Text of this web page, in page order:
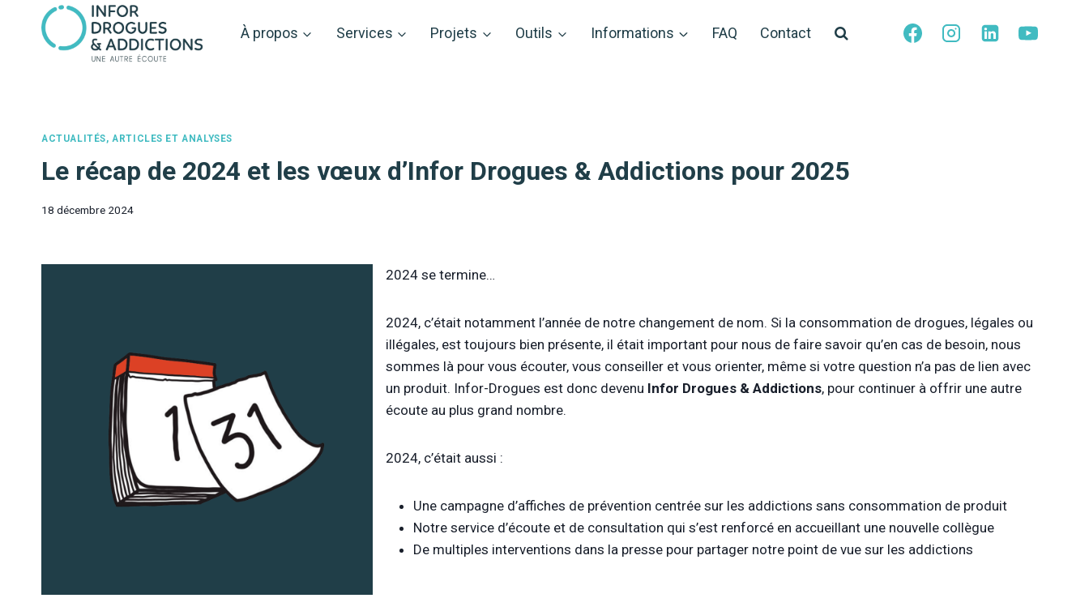
À propos Services Projets Outils Informations FAQ Contact
ACTUALITÉS, ARTICLES ET ANALYSES
Le récap de 2024 et les vœux d’Infor Drogues & Addictions pour 2025
18 décembre 2024
2024 se termine…
2024, c’était notamment l’année de notre changement de nom. Si la consommation de drogues, légales ou
illégales, est toujours bien présente, il était important pour nous de faire savoir qu’en cas de besoin, nous
sommes là pour vous écouter, vous conseiller et vous orienter, même si votre question n’a pas de lien avec
un produit. Infor-Drogues est donc devenu Infor Drogues & Addictions, pour continuer à offrir une autre
écoute au plus grand nombre.
2024, c’était aussi :
Une campagne d’affiches de prévention centrée sur les addictions sans consommation de produit
Notre service d’écoute et de consultation qui s’est renforcé en accueillant une nouvelle collègue
De multiples interventions dans la presse pour partager notre point de vue sur les addictions